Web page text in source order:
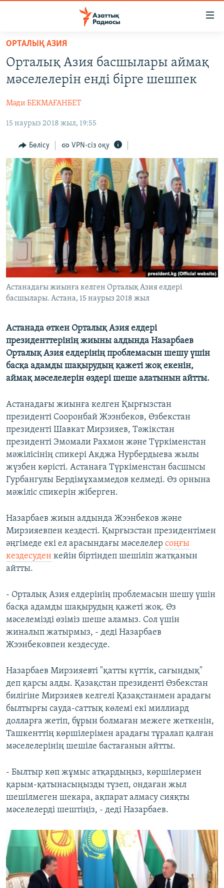
Skip
main
content
to
Navigation
Search
САЯСАТ
ҚАҢТАР ОҚИҒАСЫ
АДАМ ҚҰҚЫҚТАРЫ
ӘЛЕУМЕТ
ӘЛЕМ
АРНАЙЫ ЖОБАЛАР
Русский
ЖАЗЫЛЫҢЫЗ
Басқа тілдерде
ОРТАЛЫҚ АЗИЯ
Орталық Азия басшылары аймақ
мәселелерін енді бірге шешпек
Мәди БЕКМАҒАНБЕТ
15 наурыз 2018 жыл, 19:55
Бөлісу VPN-сіз оқу
Астанадағы жиынға келген Орталық Азия елдері
басшылары. Астана, 15 наурыз 2018 жыл
Астанада өткен Орталық Азия елдері
президенттерінің жиыны алдында Назарбаев
Орталық Азия елдерінің проблемасын шешу үшін
басқа адамды шақырудың қажеті жоқ екенін,
аймақ мәселелерін өздері шеше алатынын айтты.
Астанадағы жиынға келген Қырғызстан
президенті Сооронбай Жээнбеков, Өзбекстан
президенті Шавкат Мирзияев, Тәжікстан
президенті Эмомали Рахмон және Түркіменстан
мәжілісінің спикері Акджа Нурбердыева жылы
жүзбен көрісті. Астанаға Түркіменстан басшысы
Гурбангулы Бердімұхаммедов келмеді. Өз орнына
мәжіліс спикерін жіберген.
Назарбаев жиын алдында Жээнбеков және
Мирзияевпен кездесті. Қырғызстан президентімен
әңгімеде екі ел арасындағы мәселелер соңғы
кездесуден кейін біртіндеп шешіліп жатқанын
айтты.
- Орталық Азия елдерінің проблемасын шешу үшін
басқа адамды шақырудың қажеті жоқ. Өз
мәселемізді өзіміз шеше аламыз. Сол үшін
жиналып жатырмыз, - деді Назарбаев
Жээнбековпен кездесуде.
Назарбаев Мирзияевті "қатты күттік, сағындық"
деп қарсы алды. Қазақстан президенті Өзбекстан
билігіне Мирзияев келгелі Қазақстанмен арадағы
былтырғы сауда-саттық көлемі екі миллиард
долларға жетіп, бұрын болмаған межеге жеткенін,
Ташкенттің көршілерімен арадағы тұралап қалған
мәселелерінің шешіле бастағанын айтты.
- Былтыр көп жұмыс атқардыңыз, көршілермен
қарым-қатынасыңызды түзеп, ондаған жыл
шешілмеген шекара, ақпарат алмасу сияқты
мәселелерді шештіңіз, - деді Назарбаев.